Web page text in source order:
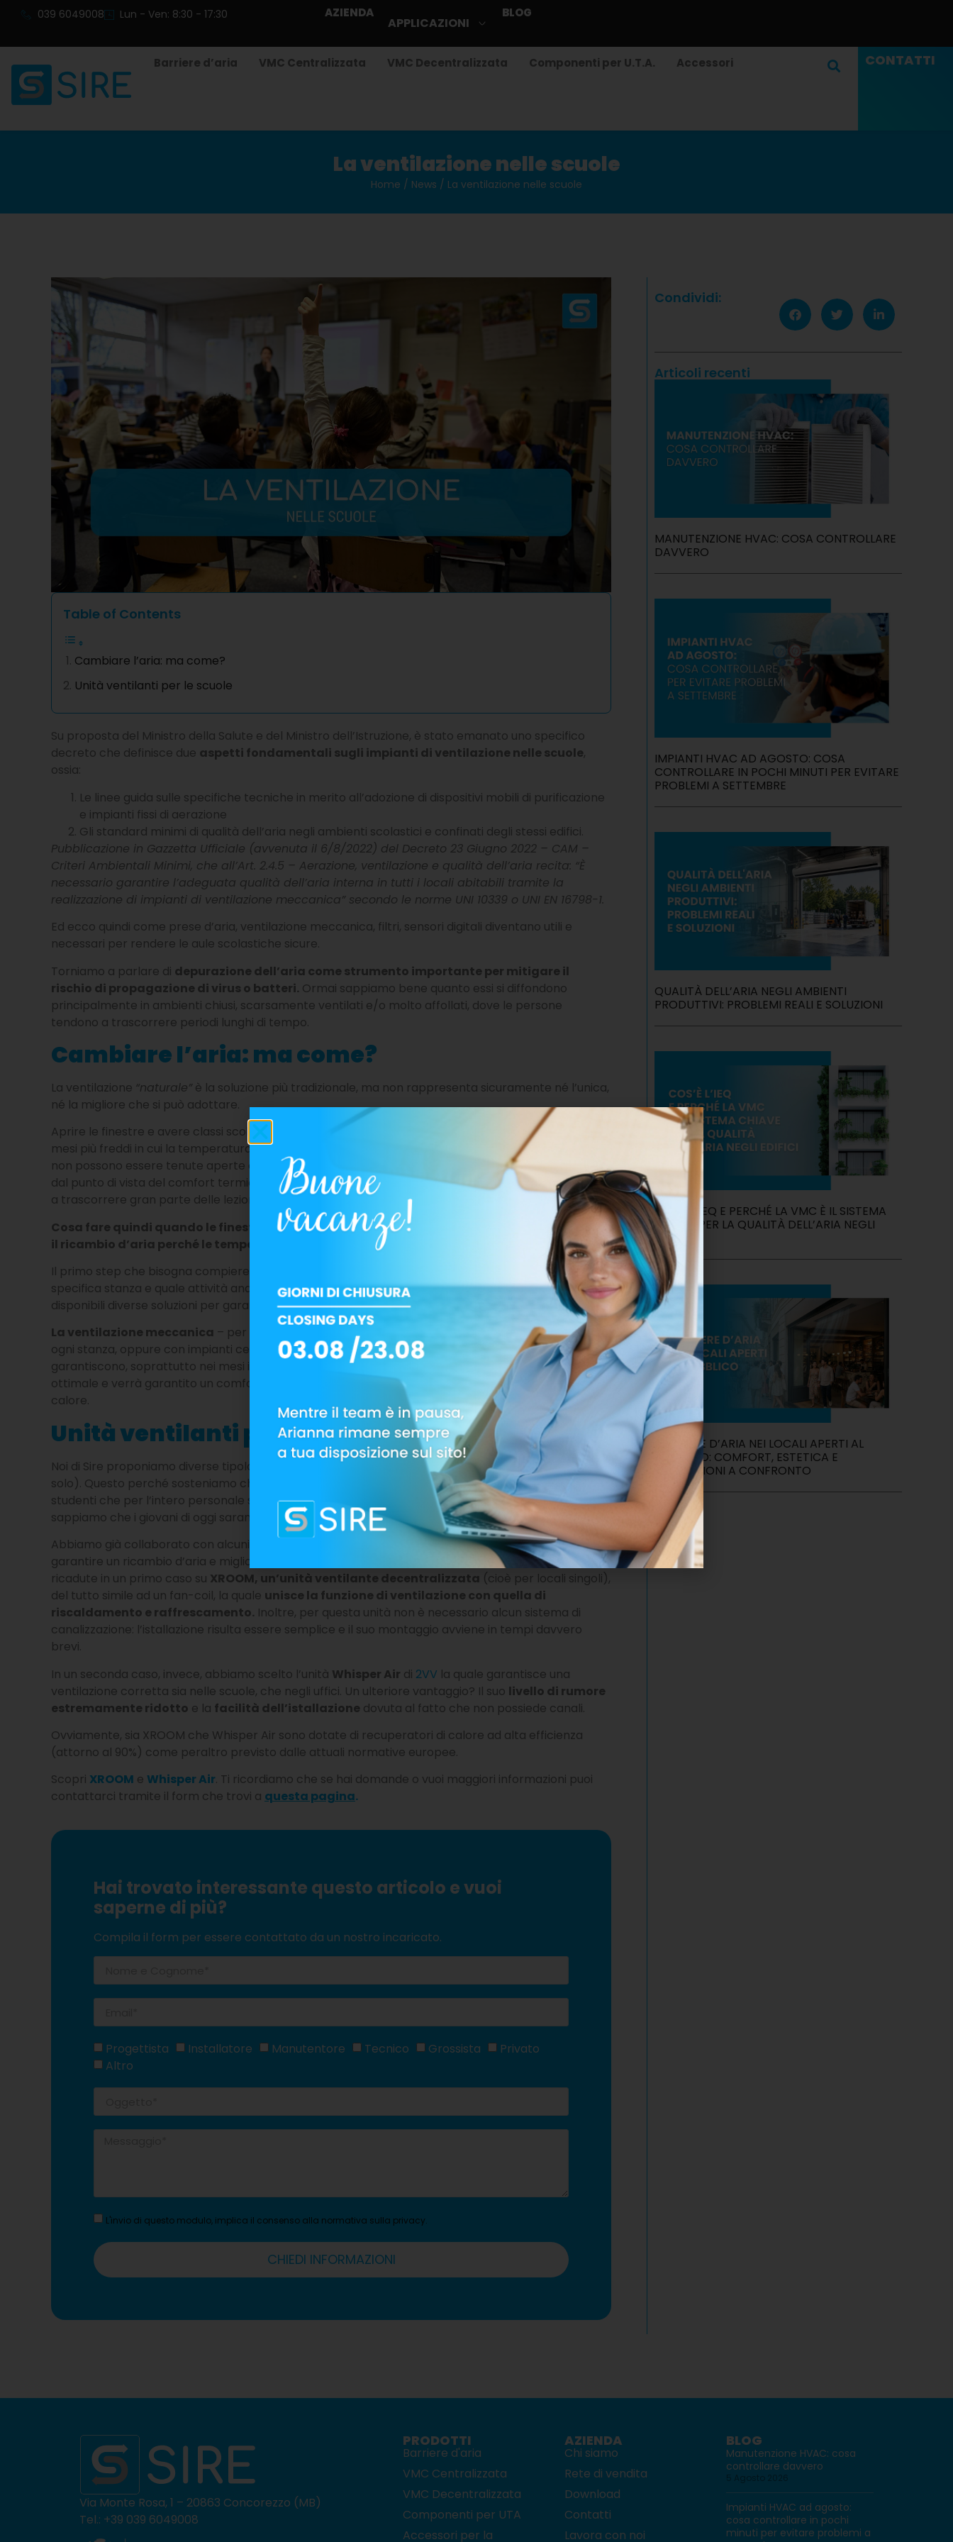
039 6049008 Lun - Ven: 8:30 - 17:30 AZIENDA
APPLICAZIONI
BLOG
Barriere d’aria VMC Centralizzata VMC Decentralizzata Componenti per U.T.A. Accessori CONTATTI
La ventilazione nelle scuole
Home / News / La ventilazione nelle scuole
Table of Contents
Cambiare l’aria: ma come?
Unità ventilanti per le scuole
Su proposta del Ministro della Salute e del Ministro dell’Istruzione, è stato emanato uno specifico
decreto che definisce due aspetti fondamentali sugli impianti di ventilazione nelle scuole,
ossia:
Le linee guida sulle specifiche tecniche in merito all’adozione di dispositivi mobili di purificazione
e impianti fissi di aerazione
Gli standard minimi di qualità dell’aria negli ambienti scolastici e confinati degli stessi edifici.
Pubblicazione in Gazzetta Ufficiale (avvenuta il 6/8/2022) del Decreto 23 Giugno 2022 – CAM –
Criteri Ambientali Minimi, che all’Art. 2.4.5 – Aerazione, ventilazione e qualità dell’aria recita: “È
necessario garantire l’adeguata qualità dell’aria interna in tutti i locali abitabili tramite la
realizzazione di impianti di ventilazione meccanica” secondo le norme UNI 10339 o UNI EN 16798-1.
Ed ecco quindi come prese d’aria, ventilazione meccanica, filtri, sensori digitali diventano utili e
necessari per rendere le aule scolastiche sicure.
Torniamo a parlare di depurazione dell’aria come strumento importante per mitigare il
rischio di propagazione di virus o batteri. Ormai sappiamo bene quanto essi si diffondono
principalmente in ambienti chiusi, scarsamente ventilati e/o molto affollati, dove le persone
tendono a trascorrere periodi lunghi di tempo.
Cambiare l’aria: ma come?
La ventilazione “naturale” è la soluzione più tradizionale, ma non rappresenta sicuramente né l’unica,
né la migliore che si può adottare.
Aprire le finestre e avere classi scolastiche dotate di prese d’aria, è quindi essenziale; tuttavia, nei
mesi più freddi in cui la temperatura esterna è molto minore di quella interna, finestre e prese d’aria
non possono essere tenute aperte così tanto. Significherebbe infatti creare un disagio significativo
dal punto di vista del comfort termico che ricadrebbe su studenti e insegnanti che si ritroverebbero
a trascorrere gran parte delle lezioni al freddo.
Cosa fare quindi quando le finestre non possono essere tenute aperte in modo da garantire
il ricambio d’aria perché le temperature sono troppo basse?
Il primo step che bisogna compiere è quello di capire e stabilire quante persone occuperanno una
specifica stanza e quale attività andranno a compiere al suo interno. Sul mercato sono infatti
disponibili diverse soluzioni per garantire ovunque una giusta ventilazione.
La ventilazione meccanica – per l’appunto – assicura ricambi d’aria
con impianti locali, ossia in
ogni stanza, oppure con impianti centralizzati a livello dell’intero edificio. Questi impianti
garantiscono, soprattutto nei mesi invernali, un duplice beneficio: la qualità dell’aria indoor sarà
ottimale e verrà garantito un comfort termico, senza andare ad scontrarsi con elevate escursioni di
calore.
Unità ventilanti per le scuole
Noi di Sire proponiamo diverse tipologie di apparecchiature per la ventilazione nelle scuole (ma non
solo). Questo perché sosteniamo che la scuola debba essere una priorità assoluta, sia per gli
studenti che per l’intero personale scolastico, ma anche per l’intera società italiana perché
sappiamo che i giovani di oggi saranno il futuro di domani.
Abbiamo già collaborato con alcuni edifici scolastici che si sono affidati ai nostri impianti per
garantire un ricambio d’aria e migliorare il clima indoor durante le lezioni. Le nostre scelte sono
ricadute in un primo caso su XROOM, un’unità ventilante decentralizzata (cioè per locali singoli),
del tutto simile ad un fan-coil, la quale unisce la funzione di ventilazione con quella di
riscaldamento e raffrescamento. Inoltre, per questa unità non è necessario alcun sistema di
canalizzazione: l’istallazione risulta essere semplice e il suo montaggio avviene in tempi davvero
brevi.
In un seconda caso, invece, abbiamo scelto l’unità Whisper Air di 2VV la quale garantisce una
ventilazione corretta sia nelle scuole, che negli uffici. Un ulteriore vantaggio? Il suo livello di rumore
estremamente ridotto e la facilità dell’istallazione dovuta al fatto che non possiede canali.
Ovviamente, sia XROOM che Whisper Air sono dotate di recuperatori di calore ad alta efficienza
(attorno al 90%) come peraltro previsto dalle attuali normative europee.
Scopri XROOM e Whisper Air. Ti ricordiamo che se hai domande o vuoi maggiori informazioni puoi
contattarci tramite il form che trovi a questa pagina.
Hai trovato interessante questo articolo e vuoi
saperne di più?
Compila il form per essere contattato da un nostro incaricato.
Progettista Installatore Manutentore Tecnico Grossista
Privato
Altro
L'invio di questo modulo, implica il consenso alla normativa sulla privacy.
CHIEDI INFORMAZIONI
Condividi:
Articoli recenti
MANUTENZIONE HVAC: COSA CONTROLLARE
DAVVERO
IMPIANTI HVAC AD AGOSTO: COSA
CONTROLLARE IN POCHI MINUTI PER EVITARE
PROBLEMI A SETTEMBRE
QUALITÀ DELL’ARIA NEGLI AMBIENTI
PRODUTTIVI: PROBLEMI REALI E SOLUZIONI
COS’È L’IEQ E PERCHÉ LA VMC È IL SISTEMA
CHIAVE PER LA QUALITÀ DELL’ARIA NEGLI
EDIFICI
BARRIERE D’ARIA NEI LOCALI APERTI AL
PUBBLICO: COMFORT, ESTETICA E
PRESTAZIONI A CONFRONTO
Via Monte Rosa, 1 – 20863 Concorezzo (MB)
Tel.: +39 039 6049008
PRODOTTI
Barriere d'aria
VMC Centralizzata
VMC Decentralizzata
Componenti per UTA
Accessori per la
AZIENDA
Chi siamo
Rete di vendita
Download
Contatti
Lavora con noi
BLOG
Manutenzione HVAC: cosa
controllare davvero
Impianti HVAC ad agosto:
cosa controllare in pochi
minuti per evitare problemi a